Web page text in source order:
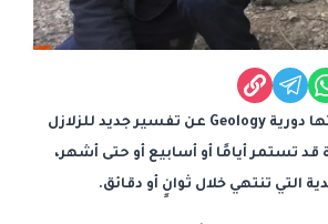
كشفت دراسة نشرتها دورية Geology عن تفسير جديد للزلازل
تستمر أيامًا أو أسابيع أو حتى أشهر،
التي تنتهي خلال ثوانٍ أو دقائق.